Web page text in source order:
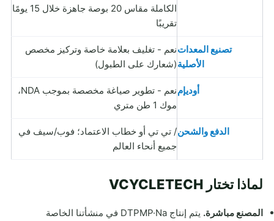
الكاملة مقاس 20 بوصة جاهزة خلال 15 يومًا
تقريبًا
تصنيع المعدات
الأصلية
نعم - تغليف بعلامة خاصة وتركيز مخصص
(شعارك على الطبول)
أوديإم
نعم - تطوير صياغة مخصصة بموجب NDA،
موك 1 طن متري
الدفع والشحن/ تي تي أو خطاب الاعتماد؛ فوب/سيف في
جميع أنحاء العالم
لماذا تختار VCYCLETECH
المصنع مباشرة.
يتم إنتاج DTPMP·Na في منشأتنا الخاصة